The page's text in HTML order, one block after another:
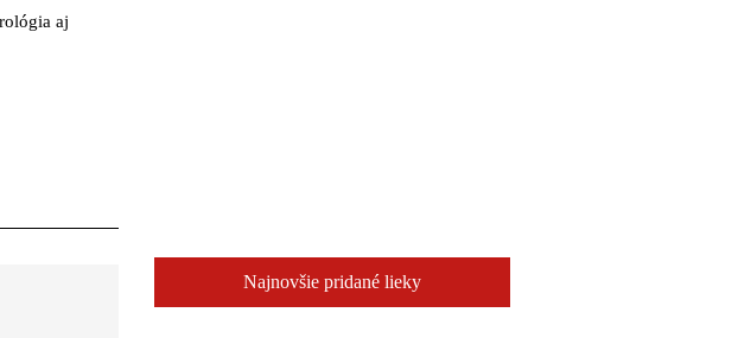
aj
Najnovšie pridané lieky